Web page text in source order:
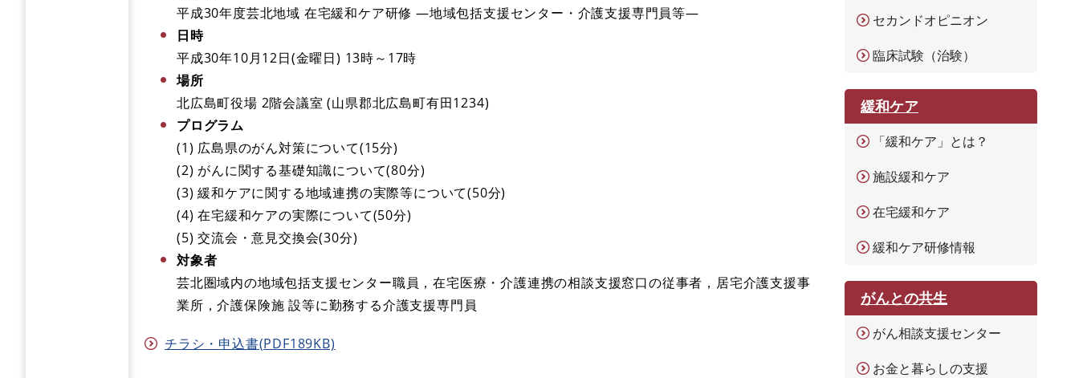
平成30年度芸北地域 在宅緩和ケア研修 ―地域包括支援センター・介護支援専門員等―
日時
平成30年10月12日(金曜日) 13時～17時
場所
北広島町役場 2階会議室 (山県郡北広島町有田1234)
プログラム
(1) 広島県のがん対策について(15分)
(2) がんに関する基礎知識について(80分)
(3) 緩和ケアに関する地域連携の実際等について(50分)
(4) 在宅緩和ケアの実際について(50分)
(5) 交流会・意見交換会(30分)
対象者
芸北圏域内の地域包括支援センター職員，在宅医療・介護連携の相談支援窓口の従事者，居宅介護支援事
業所，介護保険施 設等に勤務する介護支援専門員
チラシ・申込書(PDF189KB)
セカンドオピニオン
臨床試験（治験）
緩和ケア
「緩和ケア」とは？
施設緩和ケア
在宅緩和ケア
緩和ケア研修情報
がんとの共生
がん相談支援センター
お金と暮らしの支援